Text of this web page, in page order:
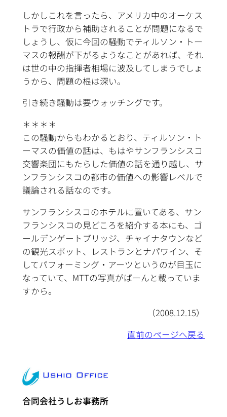
しかしこれを言ったら、アメリカ中のオーケス
トラで行政から補助されることが問題になるで
しょうし、仮に今回の騒動でティルソン・トー
マスの報酬が下がるようなことがあれば、それ
は世の中の指揮者相場に波及してしまうでしょ
うから、問題の根は深い。
引き続き騒動は要ウォッチングです。
＊＊＊＊
この騒動からもわかるとおり、ティルソン・ト
ーマスの価値の話は、もはやサンフランシスコ
交響楽団にもたらした価値の話を通り越し、サ
ンフランシスコの都市の価値への影響レベルで
議論される話なのです。
サンフランシスコのホテルに置いてある、サン
フランシスコの見どころを紹介する本にも、ゴ
ールデンゲートブリッジ、チャイナタウンなど
の観光スポット、レストランとナパワイン、そ
してパフォーミング・アーツというのが目玉に
なっていて、MTTの写真がばーんと載っていま
すから。
（2008.12.15）
直前のページへ戻る
合同会社うしお事務所